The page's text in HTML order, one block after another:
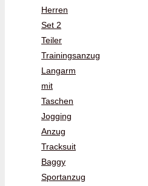
Herren
Set 2
Teiler
Trainingsanzug
Langarm
mit
Taschen
Jogging
Anzug
Tracksuit
Baggy
Sportanzug